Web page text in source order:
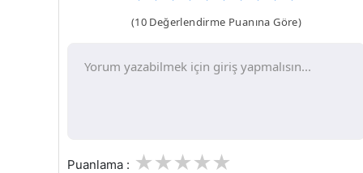
(10 Değerlendirme Puanına Göre)
Puanlama : 3
2
1